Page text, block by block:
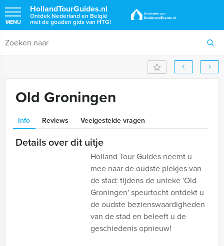
HollandTourGuides.nl
Ontdek Nederland en België
met de gouden gids van HTG!
MENU
Old Groningen
Info Reviews Veelgestelde vragen
Details over dit uitje
Holland Tour Guides neemt u
mee naar de oudste plekjes van
de stad: tijdens de unieke 'Old
Groningen' speurtocht ontdekt u
de oudste bezienswaardigheden
van de stad en beleeft u de
geschiedenis opnieuw!